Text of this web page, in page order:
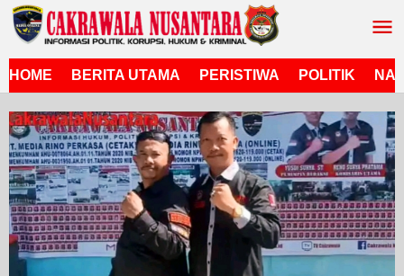
Lewati
ke
HOME
BERITA UTAMA PERISTIWA POLITIK